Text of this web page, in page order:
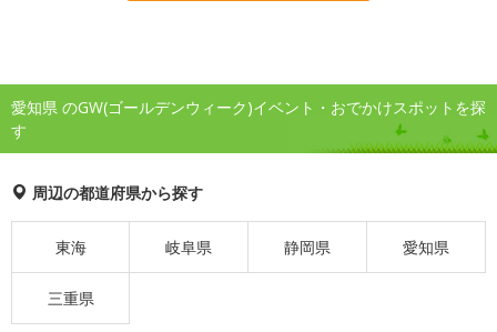
愛知県 のGW(ゴールデンウィーク)イベント・おでかけスポットを探
す
周辺の都道府県から探す
東海 岐阜県 静岡県 愛知県
三重県